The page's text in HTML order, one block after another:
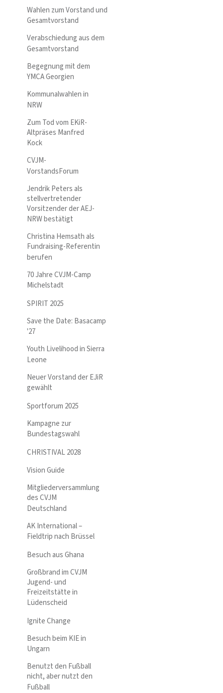
Wahlen zum Vorstand und
Gesamtvorstand
Verabschiedung aus dem
Gesamtvorstand
Begegnung mit dem
YMCA Georgien
Kommunalwahlen in
NRW
Zum Tod vom EKiR-
Altpräses Manfred
Kock
CVJM-
VorstandsForum
Jendrik Peters als
stellvertretender
Vorsitzender der AEJ-
NRW bestätigt
Christina Hemsath als
Fundraising-Referentin
berufen
70 Jahre CVJM-Camp
Michelstadt
SPIRIT 2025
Save the Date: Basacamp
'27
Youth Livelihood in Sierra
Leone
Neuer Vorstand der EJiR
gewählt
Sportforum 2025
Kampagne zur
Bundestagswahl
CHRISTIVAL 2028
Vision Guide
Mitgliederversammlung
des CVJM
Deutschland
AK International –
Fieldtrip nach Brüssel
Besuch aus Ghana
Großbrand im CVJM
Jugend- und
Freizeitstätte in
Lüdenscheid
Ignite Change
Besuch beim KIE in
Ungarn
Benutzt den Fußball
nicht, aber nutzt den
Fußball